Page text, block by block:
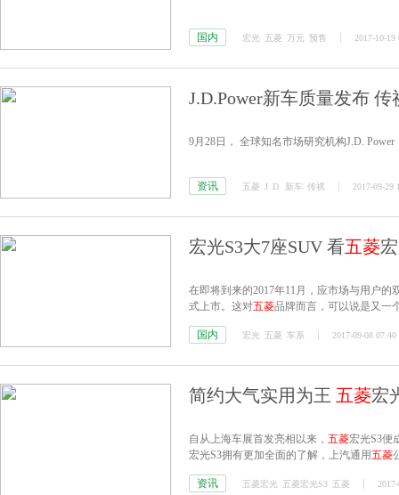
国内 宏光 五菱 万元 预售 2017-10-19
J.D.Power新车质量发布 传
9月28日， 全球知名市场研究机构J.D.
资讯 五菱 J D 新车 传祺 2017-09-29
宏光S3大7座SUV 看五菱
在即将到来的2017年11月，应市场与用户的
式上市。这对五菱品牌而言，可以说是又一
国内
宏光 五菱 车系 2017-09-08 07:40
简约大气实用为王 五菱宏
自从上海车展首发亮相以来， 五菱宏光S3便
宏光S3拥有更加全面的了解，上汽通用五菱
资讯 五菱宏光 五菱宏光S3 五菱